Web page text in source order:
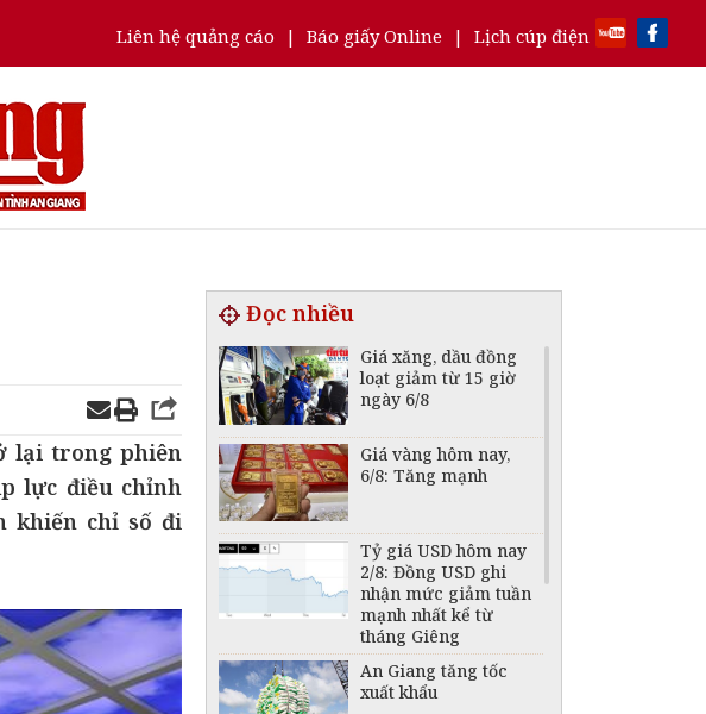
Liên hệ quảng cáo | Báo giấy Online | Lịch cúp điện
lại trong phiên
lực điều chỉnh
khiến chỉ số đi
Đọc nhiều
Giá xăng, dầu đồng
loạt giảm từ 15 giờ
ngày 6/8
Giá vàng hôm nay,
6/8: Tăng mạnh
Tỷ giá USD hôm nay
2/8: Đồng USD ghi
nhận mức giảm tuần
mạnh nhất kể từ
tháng Giêng
An Giang tăng tốc
xuất khẩu